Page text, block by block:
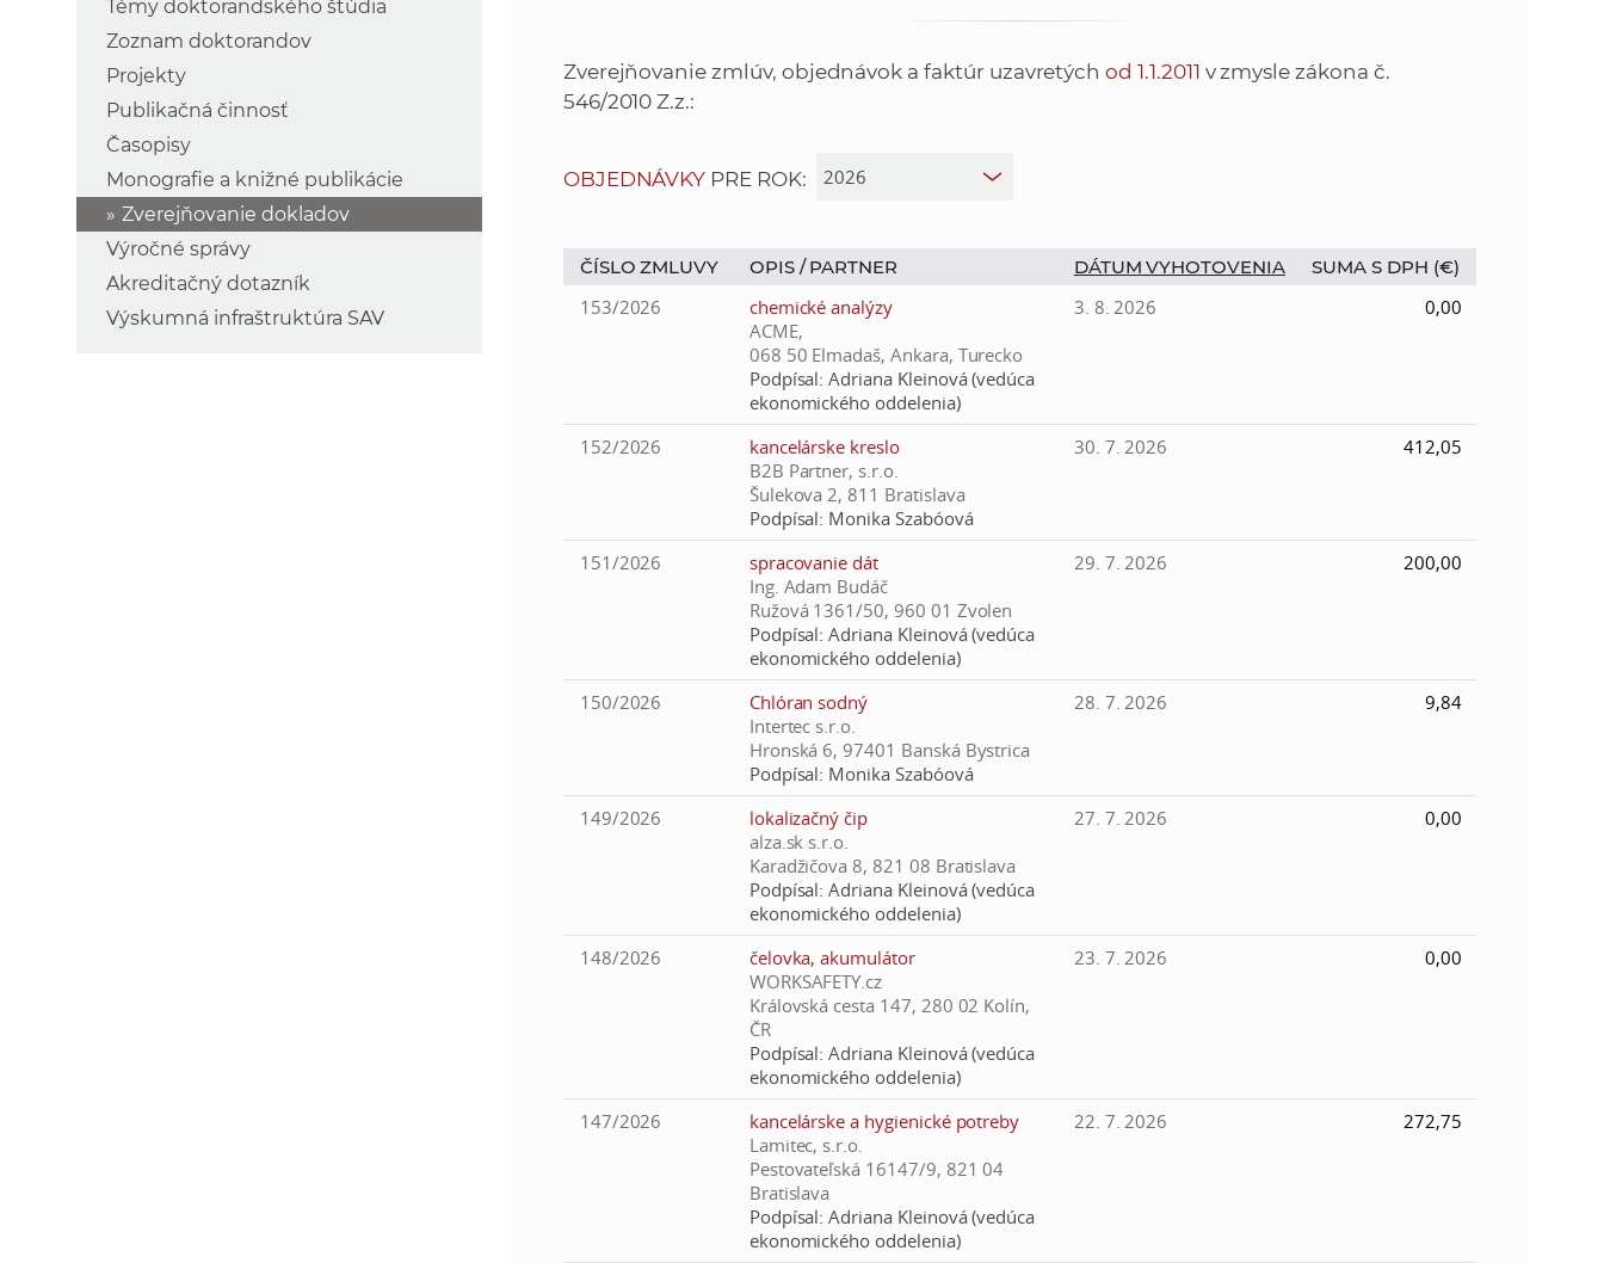
a
h
A
Témy doktorandského štúdia
Zoznam doktorandov
Projekty
Publikačná činnosť
Časopisy
Monografie a knižné publikácie
Zverejňovanie dokladov
Výročné správy
Akreditačný dotazník
Výskumná infraštruktúra SAV
Zverejňovanie zmlúv, objednávok a faktúr uzavretýchod 1.1.2011 v zmysle zákona č.
546/2010 Z.z.:
OBJEDNÁVKY PRE ROK:
ČÍSLO ZMLUVY OPIS /PARTNER DÁTUM VYHOTOVENIA SUMA S DPH (€)
153/2026
chemické analýzy
ACME,
068 50 Elmadaš, Ankara, Turecko
Podpísal: Adriana Kleinová (vedúca
ekonomického oddelenia)
3. 8. 2026 0,00
152/2026
kancelárske kreslo
B2B Partner, s.r.o.
Šulekova 2, 811 Bratislava
Podpísal: Monika Szabóová
30. 7. 2026 412,05
151/2026
spracovanie dát
Ing. Adam Budáč
Ružová 1361/50, 960 01 Zvolen
Podpísal: Adriana Kleinová (vedúca
ekonomického oddelenia)
29. 7. 2026 200,00
150/2026
Chlóran sodný
Intertec s.r.o.
Hronská 6, 97401 Banská Bystrica
Podpísal: Monika Szabóová
28. 7. 2026 9,84
149/2026
lokalizačný čip
alza.sk s.r.o.
Karadžičova 8, 821 08 Bratislava
Podpísal: Adriana Kleinová (vedúca
ekonomického oddelenia)
27. 7. 2026 0,00
148/2026
čelovka, akumulátor
WORKSAFETY.cz
Královská cesta 147, 280 02 Kolín,
ČR
Podpísal: Adriana Kleinová (vedúca
ekonomického oddelenia)
23. 7. 2026 0,00
147/2026
kancelárske a hygienické potreby
Lamitec, s.r.o.
Pestovateľská 16147/9, 821 04
Bratislava
Podpísal: Adriana Kleinová (vedúca
ekonomického oddelenia)
22. 7. 2026 272,75